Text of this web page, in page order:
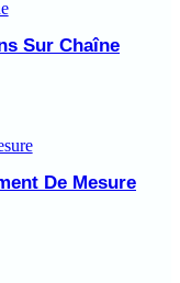
Sur Chaîne
De Mesure